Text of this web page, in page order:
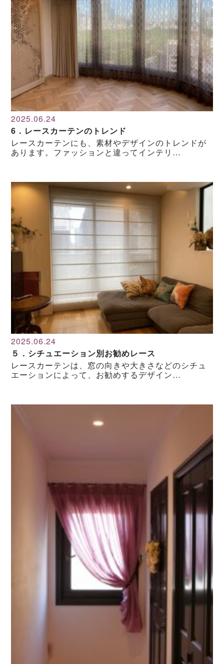
2025.06.24
6．レースカーテンのトレンド
レースカーテンにも、素材やデザインのトレンドが
あります。ファッションと違ってインテリ…
2025.06.24
５．シチュエーション別お勧めレース
レースカーテンは、窓の向きや大きさなどのシチュ
エーションによって、お勧めするデザイン…